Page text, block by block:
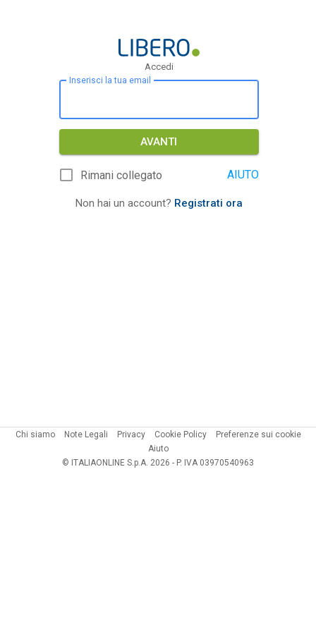
Accedi
Inserisci la tua email
AVANTI
Rimani collegato AIUTO
Non hai un account? Registrati ora
Chi siamo Note Legali Privacy Cookie Policy
Preferenze sui cookie
Aiuto
© ITALIAONLINE S.p.A. 2026 - P. IVA 03970540963